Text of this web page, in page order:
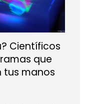
Científicos
que
tus manos